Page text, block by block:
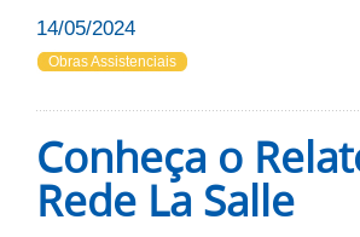
14/05/2024
Obras Assistenciais
Conheça o
Rede La Salle